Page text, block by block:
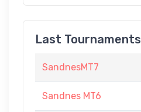
Last Tournaments
SandnesMT7
Sandnes MT6